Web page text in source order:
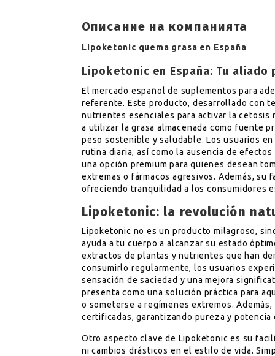
Описание на компанията
Lipoketonic quema grasa en España
Lipoketonic en España: Tu
El mercado español de suplementos para
referente. Este producto, desarrollado con
nutrientes esenciales para activar la cetosis
a utilizar la grasa almacenada como fuente
peso sostenible y saludable. Los usuarios
rutina diaria, así como la ausencia de
una opción premium para quienes desean
extremas o fármacos agresivos. Además,
ofreciendo tranquilidad a los consumidores
Lipoketonic: la revolución
Lipoketonic no es un producto milagroso,
ayuda a tu cuerpo a alcanzar su estado
extractos de plantas y nutrientes que han
consumirlo regularmente, los usuarios
sensación de saciedad y una mejora
presenta como una solución práctica para
o someterse a regímenes extremos.
certificadas, garantizando pureza y potencia
Otro aspecto clave de Lipoketonic es su
ni cambios drásticos en el estilo de vida.